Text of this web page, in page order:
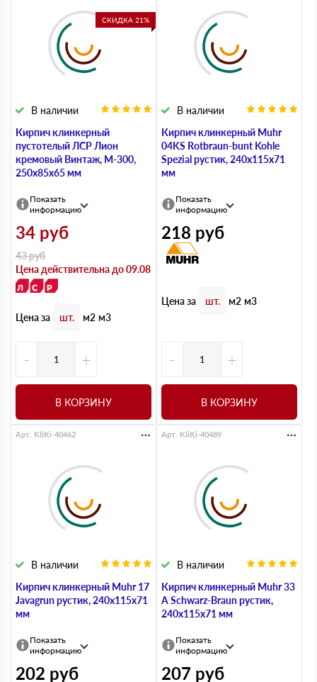
СКИДКА 21%
Кирпич клинкерный
пустотелый ЛСР Лион
кремовый Винтаж, М-300,
250х85х65 мм
В наличии
Показать
информацию
34 руб
43руб
Цена действительна до 09.08
Цена за шт. м2 м3
- +
В КОРЗИНУ
Кирпич клинкерный Muhr
04KS Rotbraun-bunt Kohle
Spezial рустик, 240х115х71
мм
В наличии
Показать
информацию
218 руб
Цена за шт. м2 м3
- +
В КОРЗИНУ
Кирпич клинкерный Muhr 17
Javagrun рустик, 240х115х71
мм
В наличии
Арт. KliKi-40462
Показать
информацию
202 руб
Кирпич клинкерный Muhr 33
A Schwarz-Braun рустик,
240х115х71 мм
В наличии
Арт. KliKi-40489
Показать
информацию
207 руб